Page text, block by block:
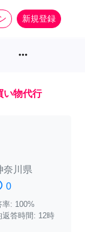
新規登録
more_horiz
い物代行
奈川県
0
率: 100%
答時間: 12時